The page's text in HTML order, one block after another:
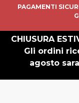
PAGAMENTI
CHIUSURA
Gli ordini
agosto